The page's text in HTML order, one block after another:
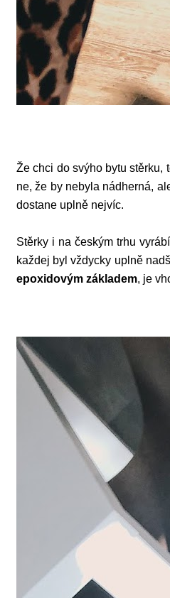
Že chci do svýho bytu stěrku,
ne, že by nebyla nádherná,
dostane uplně nejvíc.
Stěrky i na českým trhu
každej byl vždycky uplně
epoxidovým základem, je